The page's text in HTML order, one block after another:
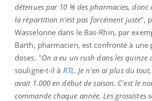
détenues par 10 % des pharmacies,
la répartition n'est pas forcément juste",
Wasselonne dans le Bas-Rhin, par
Barth, pharmacien, est confronté à une
doses. "On a eu un rush dans les quinze
souligne-t-il à RTL. Je n'en ai plus du
avait 1.000 en début de saison. C'est le
commande chaque année. Les grossistes